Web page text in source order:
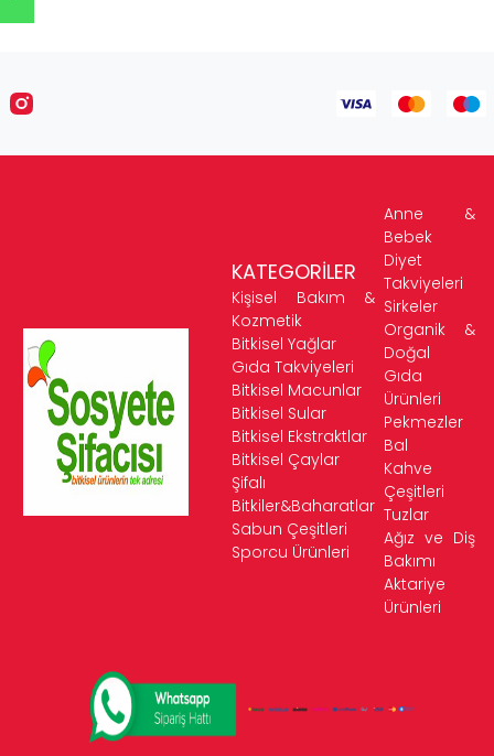
KATEGORİLER
Kişisel Bakım &
Kozmetik
Bitkisel Yağlar
Gıda Takviyeleri
Bitkisel Macunlar
Bitkisel Sular
Bitkisel Ekstraktlar
Bitkisel Çaylar
Şifalı
Bitkiler&Baharatlar
Sabun Çeşitleri
Sporcu Ürünleri
Anne &
Bebek
Diyet
Takviyeleri
Sirkeler
Organik &
Doğal
Gıda
Ürünleri
Pekmezler
Bal
Kahve
Çeşitleri
Tuzlar
Ağız ve Diş
Bakımı
Aktariye
Ürünleri